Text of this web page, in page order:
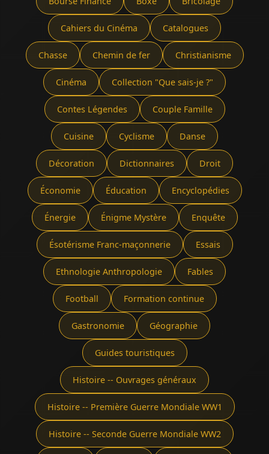
Cahiers du Cinéma Catalogues
Chasse Chemin de fer Christianisme
Cinéma Collection "Que sais-je ?"
Contes Légendes Couple Famille
Cuisine Cyclisme Danse
Décoration Dictionnaires Droit
Économie Éducation Encyclopédies
Énergie Énigme Mystère Enquête
Ésotérisme Franc-maçonnerie Essais
Ethnologie Anthropologie Fables
Football Formation continue
Gastronomie Géographie
Guides touristiques
Histoire -- Ouvrages généraux
Histoire -- Première Guerre Mondiale WW1
Histoire -- Seconde Guerre Mondiale WW2